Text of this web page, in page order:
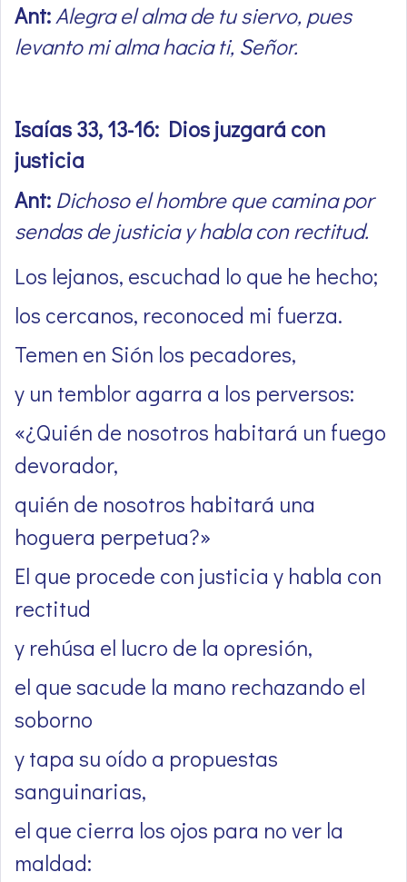
Ant:Alegra el alma de tu siervo, pues
levanto mi alma hacia ti, Señor.
Isaías 33, 13-16: Dios juzgará con
justicia
Ant: Dichoso el hombre que camina por
sendas de justicia y habla con rectitud.
Los lejanos, escuchad lo que he hecho;
los cercanos, reconoced mi fuerza.
Temen en Sión los pecadores,
y un temblor agarra a los perversos:
«¿Quién de nosotros habitará un fuego
devorador,
quién de nosotros habitará una
hoguera perpetua?»
El que procede con justicia y habla con
rectitud
y rehúsa el lucro de la opresión,
el que sacude la mano rechazando el
soborno
y tapa su oído a propuestas
sanguinarias,
el que cierra los ojos para no ver la
maldad: